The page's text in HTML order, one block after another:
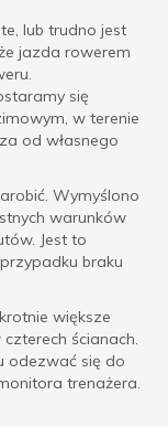
lub trudno jest
jazda rowerem
się
w terenie
od własnego
Wymyślono
warunków
Jest to
braku
większe
ścianach.
odezwać się do
trenażera.